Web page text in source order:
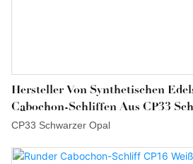
Hersteller Von Synthetischen
Cabochon-Schliffen Aus CP33
CP33 Schwarzer Opal